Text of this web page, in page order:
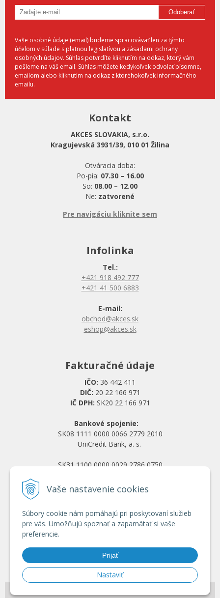
Vaše nastavenie cookies
Súbory cookie nám pomáhajú pri poskytovaní služieb
pre vás. Umožňujú spoznať a zapamätať si vaše
preferencie.
Prijať
Nastaviť
Odoberať
Vaše osobné údaje (email) budeme spracovávať len za týmto
účelom v súlade s platnou legislatívou a zásadami ochrany
osobných údajov. Súhlas potvrdíte kliknutím na odkaz, ktorý vám
pošleme na váš email. Súhlas môžete kedykoľvek odvolať písomne,
emailom alebo kliknutím na odkaz z ktoréhokoľvek informačného
emailu.
Kontakt
AKCES SLOVAKIA, s.r.o.
Kragujevská 3931/39, 010 01 Žilina
Otváracia doba:
Po-pia: 07.30 – 16.00
So: 08.00 – 12.00
Ne: zatvorené
Pre navigáciu kliknite sem
Infolinka
Tel.:
+421 918 492 777
+421 41 500 6883
E-mail:
obchod@akces.sk
eshop@akces.sk
Fakturačné údaje
IČO: 36 442 411
DIČ: 20 22 166 971
IČ DPH: SK20 22 166 971
Bankové spojenie:
SK08 1111 0000 0066 2779 2010
UniCredit Bank, a. s.
SK31 1100 0000 0029 2786 0750
Obchodné podmienky
Ochrana osobných údajov
Doprava a platba
Registrácia veľkoobchod
© 2026 HRANY.SK • NextCom s.r.o.